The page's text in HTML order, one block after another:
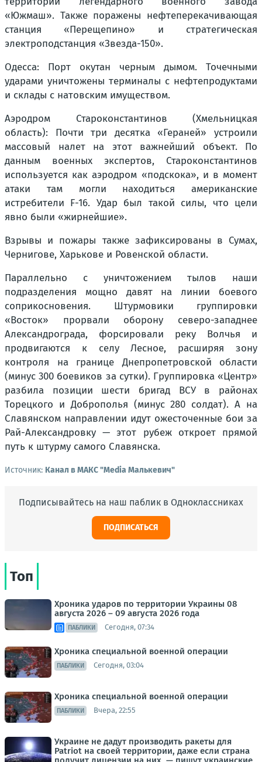
«Южмаш». Также поражены нефтеперекачивающая
станция «Перещепино» и стратегическая
электроподстанция «Звезда-150».
Одесса: Порт окутан черным дымом. Точечными
ударами уничтожены терминалы с нефтепродуктами
и склады с натовским имуществом.
Аэродром Староконстантинов (Хмельницкая
область): Почти три десятка «Гераней» устроили
массовый налет на этот важнейший объект. По
данным военных экспертов, Староконстантинов
используется как аэродром «подскока», и в момент
атаки там могли находиться американские
истребители F-16. Удар был такой силы, что цели
явно были «жирнейшие».
Взрывы и пожары также зафиксированы в Сумах,
Чернигове, Харькове и Ровенской области.
Параллельно с уничтожением тылов наши
подразделения мощно давят на линии боевого
соприкосновения. Штурмовики группировки
«Восток» прорвали оборону северо-западнее
Александрограда, форсировали реку Волчья и
продвигаются к селу Лесное, расширяя зону
контроля на границе Днепропетровской области
(минус 300 боевиков за сутки). Группировка «Центр»
разбила позиции шести бригад ВСУ в районах
Торецкого и Доброполья (минус 280 солдат). А на
Славянском направлении идут ожесточенные бои за
Рай-Александровку — этот рубеж откроет прямой
путь к штурму самого Славянска.
Источник: Канал в МАКС "Media Малькевич"
Подписывайтесь на наш паблик в Одноклассниках
ПОДПИСАТЬСЯ
Топ
Хроника ударов по территории Украины 08
августа 2026 – 09 августа 2026 года
ПАБЛИКИ Сегодня, 07:34
Хроника специальной военной операции
ПАБЛИКИ Сегодня, 03:04
Хроника специальной военной операции
ПАБЛИКИ Вчера, 22:55
Украине не дадут производить ракеты для
Patriot на своей территории, даже если страна